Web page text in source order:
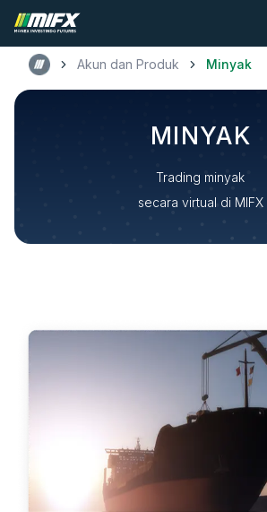
Akun dan Produk Minyak
MINYAK
Trading minyak
secara virtual di MIFX